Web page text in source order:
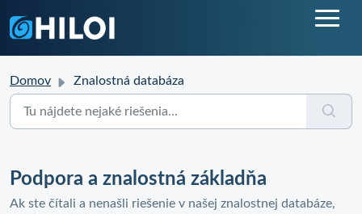
Domov Znalostná databáza
Podpora a znalostná základňa
Ak ste čítali a nenašli riešenie v našej znalostnej databáze,